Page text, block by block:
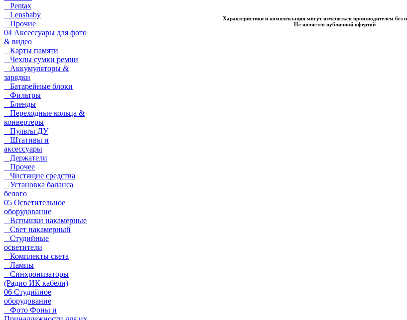
Pentax
Lensbaby
Прочие
04 Аксессуары для фото
& видео
Карты памяти
Чехлы сумки ремни
Аккумуляторы &
зарядки
Батарейные блоки
Фильтры
Бленды
Переходные кольца &
конвертеры
Пульты ДУ
Штативы и
аксессуары
Держатели
Прочее
Чистящие средства
Установка баланса
белого
05 Осветительное
оборудование
Вспышки накамерные
Свет накамерный
Студийные
осветители
Комплекты света
Лампы
Синхронизаторы
(Радио ИК кабели)
06 Студийное
оборудование
Фото Фоны и
Характеристики и комплектация могут изменяться производителем без
Не является публичной офертой